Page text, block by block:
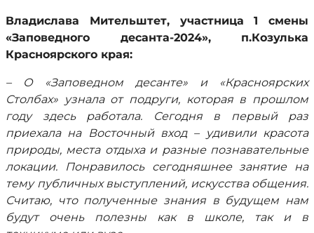
Владислава Мительштет, участница 1 смены
«Заповедного десанта-2024», п.Козулька
Красноярского края:
– О «Заповедном десанте» и «Красноярских
Столбах» узнала от подруги, которая в прошлом
году здесь работала. Сегодня в первый раз
приехала на Восточный вход – удивили красота
природы, места отдыха и разные познавательные
локации. Понравилось сегодняшнее занятие на
тему публичных выступлений, искусства общения.
Считаю, что полученные знания в будущем нам
будут очень полезны как в школе, так и в